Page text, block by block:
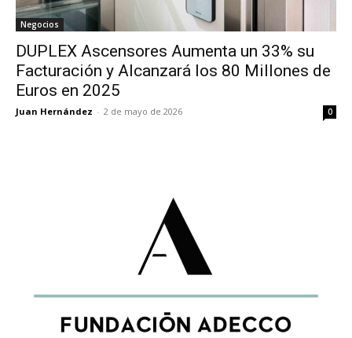
Negocios
DUPLEX Ascensores Aumenta un 33% su
Facturación y Alcanzará los 80 Millones de
Euros en 2025
Juan Hernández - 2 de mayo de 2026 0